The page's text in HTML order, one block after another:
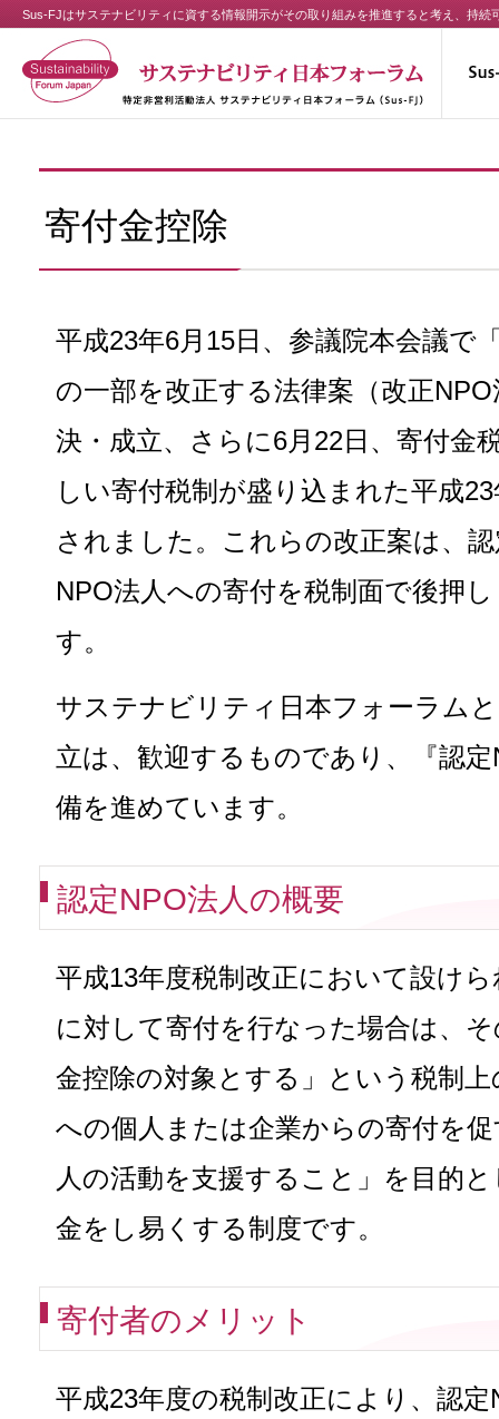
Sus-FJはサステナビリティに資する情報開示がその取り組みを推進すると考え、持続
寄付金控除
平成23年6月15日、参議院本会議で
の一部を改正する法律案（改正
決・成立、さらに6月22日、寄付金
しい寄付税制が盛り込まれた平成
されました。これらの改正案は、
NPO法人への寄付を税制面で後押
す。
サステナビリティ日本フォーラム
立は、歓迎するものであり、『認
備を進めています。
認定NPO法人の概要
平成13年度税制改正において設け
に対して寄付を行なった場合は、
金控除の対象とする」という税制
への個人または企業からの寄付を
人の活動を支援すること」を目的
金をし易くする制度です。
寄付者のメリット
平成23年度の税制改正により、認